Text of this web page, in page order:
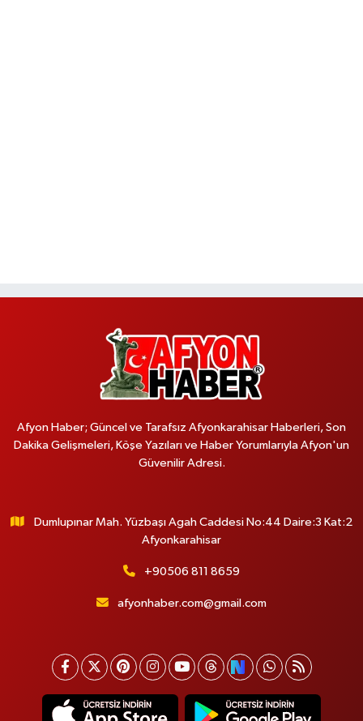
Afyon Haber; Güncel ve Tarafsız Afyonkarahisar Haberleri, Son
Dakika Gelişmeleri, Köşe Yazıları ve Haber Yorumlarıyla Afyon'un
Güvenilir Adresi.
Dumlupınar Mah. Yüzbaşı Agah Caddesi No:44 Daire:3 Kat:2
Afyonkarahisar
+90506 811 8659
afyonhaber.com@gmail.com